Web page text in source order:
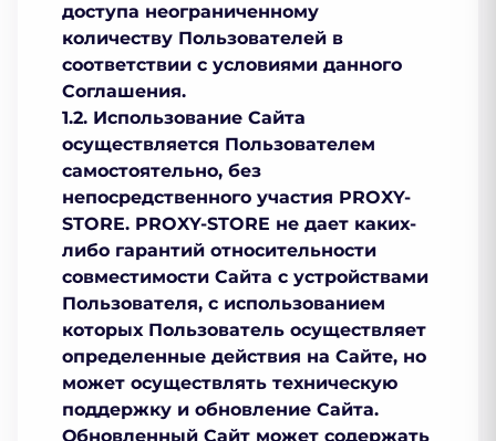
доступа неограниченному
количеству Пользователей в
соответствии с условиями данного
Соглашения.
1.2. Использование Сайта
осуществляется Пользователем
самостоятельно, без
непосредственного участия PROXY-
STORE. PROXY-STORE не дает каких-
либо гарантий относительности
совместимости Сайта с устройствами
Пользователя, с использованием
которых Пользователь осуществляет
определенные действия на Сайте, но
может осуществлять техническую
поддержку и обновление Сайта.
Обновленный Сайт может содержать